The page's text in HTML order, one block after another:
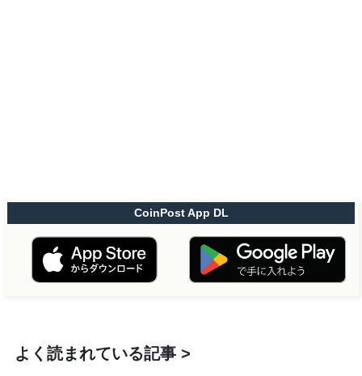
CoinPost App DL
よく読まれている記事